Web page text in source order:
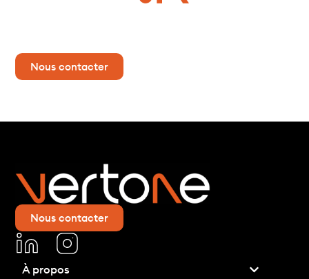
Nous contacter
Nous contacter
À propos